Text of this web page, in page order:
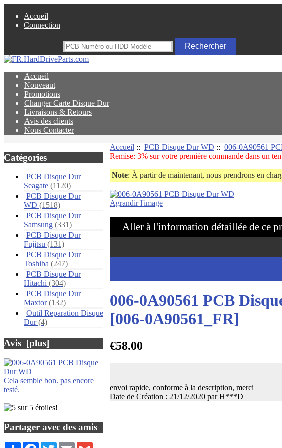
Accueil
Connection
Accueil
Nouveaut
Promotions
Changer Carte Disque Dur
Livraisons & Retours
Avis des clients
Nous Contacter
Catégories
PCB Disque Dur
Seagate (1120)
PCB Disque Dur
WD (1518)
PCB Disque Dur
Samsung (331)
PCB Disque Dur
Fujitsu (131)
PCB Disque Dur
Toshiba (247)
PCB Disque Dur
Hitachi (304)
PCB Disque Dur
Maxtor(132)
Outil Reparation Disque
Dur(4)
Avis [plus]
Cela semble bon. pas encore
testé.
Partager avec des amis
Share Facebook
TwitterEmail
Accueil :: PCB Disque Dur WD :: 006-0A90561
Remise: 3% sur votre première commande dans un
Note: À partir de maintenant, nous prendrons en
Agrandir l'image
Aller à l'information détaillée de ce
006-0A90561 PCB
[006-0A90561_FR]
€58.00
envoi rapide, conforme à la description, merci
Date de Création : 21/12/2020 par H***D